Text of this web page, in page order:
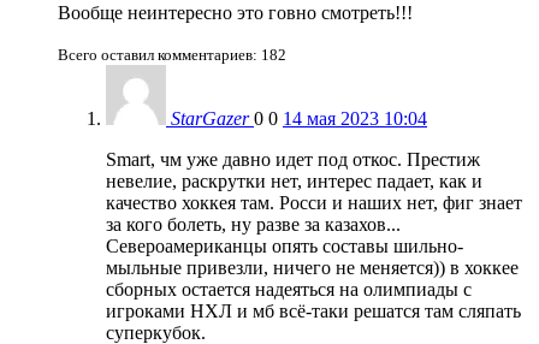
Вообще неинтересно это говно смотреть!!!
Всего оставил комментариев: 182
StarGazer 0 0 14 мая 2023 10:04
Smart, чм уже давно идет под откос. Престиж
невелие, раскрутки нет, интерес падает, как и
качество хоккея там. Росси и наших нет, фиг знает
за кого болеть, ну разве за казахов...
Североамериканцы опять составы шильно-
мыльные привезли, ничего не меняется)) в хоккее
сборных остается надеяться на олимпиады с
игроками НХЛ и мб всё-таки решатся там сляпать
суперкубок.